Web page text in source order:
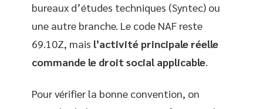
bureaux d’études techniques (Syntec) ou
une autre branche. Le code NAF reste
69.10Z, mais l’activité principale réelle
commande le droit social applicable.
Pour vérifier la bonne convention, on